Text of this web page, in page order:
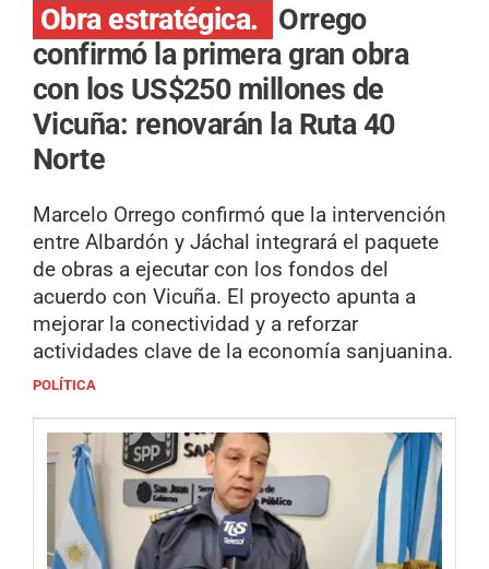
Obra estratégica.
Orrego
confirmó la primera gran obra
con los US$250 millones de
Vicuña: renovarán la Ruta 40
Norte
Marcelo Orrego confirmó que la intervención
entre Albardón y Jáchal integrará el paquete
de obras a ejecutar con los fondos del
acuerdo con Vicuña. El proyecto apunta a
mejorar la conectividad y a reforzar
actividades clave de la economía sanjuanina.
POLÍTICA